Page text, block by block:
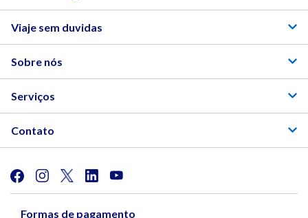
Viaje sem duvidas
Sobre nós
Serviços
Contato
Formas de pagamento